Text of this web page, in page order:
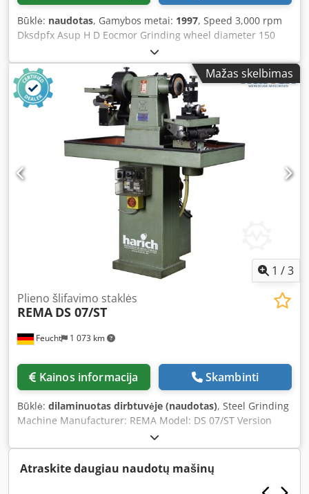
Būklė: naudotas, Gamybos metai: 1997, Speed 3,000 rpm
Dksdpfx Asup H D Eocmor Grinding wheel diameter 150
mm Table size 380 x 220 mm T-slots 1x Connection 3~220 /
380 V Total power requirement 0.37 kW Machine weight
approx. 150 kg Space requirement approx. 0.7 x 0.6 x 1.25
m Tool grinding machine GREIF - DHL K-0
Mažas skelbimas
1 /3
Feucht 1 073 km
Plieno šlifavimo staklės
REMA DS 07/ST
Kainos informacija Skambinti
Būklė: dilaminuotas dirbtuvėje (naudotas), Steel Grinding
Machine Manufacturer: REMA Model: DS 07/ST Version
with pole-changeable motor 0.22/0.37 kW 1450/2900 rpm
Year of manufacture: unknown Serial No.: 022857
Features: - Reversing switch for clockwise/counterclockwise
rotation - Pedestal version with chip tray - Wet grinding
Atraskite daugiau naudotų mašinų